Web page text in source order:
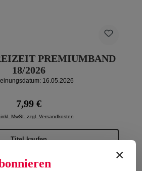
PREMIUMBAND
18/2026
16.05.2026
Regulärer Preis:
7,99 €
MwSt. zzgl. Versandkosten
Titel kaufen
×